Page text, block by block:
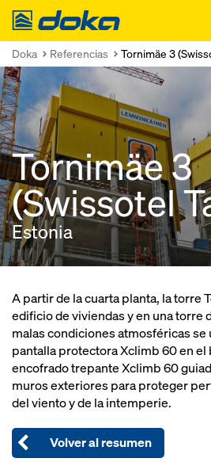
Doka
Doka Referencias Tornimäe 3
Tornimäe 3
(Swissotel
Estonia
A partir de la cuarta planta, la torre
edificio de viviendas y en una torre
malas condiciones atmosféricas se
pantalla protectora Xclimb 60 en el
encofrado trepante Xclimb 60
muros exteriores para proteger
del viento y de la intemperie.
Volver al resumen